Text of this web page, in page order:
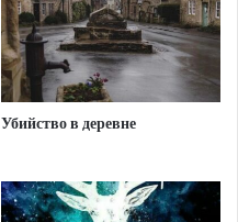
Убийство в деревне